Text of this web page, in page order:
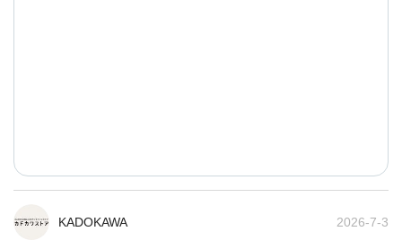
KADOKAWA 2026-7-3